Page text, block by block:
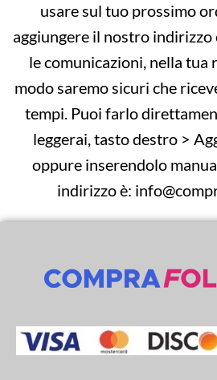
usare sul tuo prossimo
aggiungere il nostro
le comunicazioni, nella tua
modo saremo sicuri che
tempi. Puoi farlo
leggerai, tasto destro >
oppure inserendolo
indirizzo è: